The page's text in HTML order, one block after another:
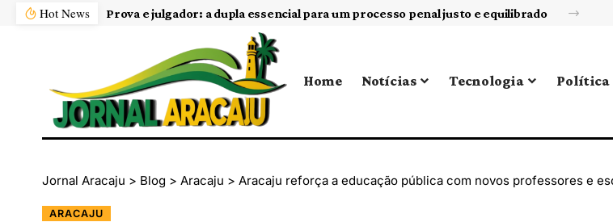
Hot News Competências socioemocionais: a Sigma Educação explora como usar os livros paradidáticos para desenvolvê-las
Home Notícias Tecnologia Política
Jornal Aracaju > Blog > Aracaju > Aracaju reforça a educação pública com novos professores e escolas modernizadas: o que muda para
ARACAJU